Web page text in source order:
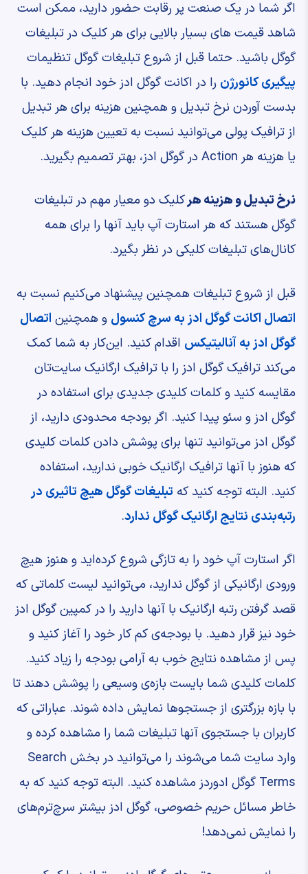
اگر شما در یک صنعت پر رقابت حضور دارید، ممکن است
شاهد قیمت ‌های بسیار بالایی برای هر کلیک در تبلیغات
گوگل باشید. حتما قبل از شروع تبلیغات گوگل تنظیمات
پیگیری کانورژنرا در اکانت گوگل ادز خود انجام دهید. با
بدست آوردن نرخ تبدیل و همچنین هزینه برای هر تبدیل
از ترافیک پولی می‌توانید نسبت به تعیین هزینه هر کلیک
یا هزینه هر Action در گوگل ادز، بهتر تصمیم بگیرید.
نرخ تبدیل و هزینه هرکلیک دو معیار مهم در تبلیغات
گوگل هستند که هر استارت آپ باید آنها را برای همه
کانال‌های تبلیغات کلیکی در نظر بگیرد.
قبل از شروع تبلیغات همچنین پیشنهاد می‌کنیم نسبت به
اتصال اکانت گوگل ادز به سرچ کنسولو همچنین اتصال
گوگل ادز به آنالیتیکساقدام کنید. این‌کار به شما کمک
می‌کند ترافیک گوگل ادز را با ترافیک ارگانیک سایت‌تان
مقایسه کنید و کلمات کلیدی جدیدی برای استفاده در
گوگل ادز و سئو پیدا کنید. اگر بودجه محدودی دارید، از
گوگل ادز می‌توانید تنها برای پوشش دادن کلمات کلیدی
که هنوز با آنها ترافیک ارگانیک خوبی ندارید، استفاده
کنید. البته توجه کنید که تبلیغات گوگل هیچ تاثیری در
رتبه‌بندی نتایج ارگانیک گوگل ندارد.
اگر استارت آپ خود را به تازگی شروع کرده‌اید و هنوز هیچ
ورودی ارگانیکی از گوگل ندارید، می‌توانید لیست کلماتی که
قصد گرفتن رتبه ارگانیک با آنها دارید را در کمپین گوگل ادز
خود نیز قرار دهید. با بودجه‌ی کم کار خود را آغاز کنید و
پس از مشاهده نتایج خوب به آرامی بودجه را زیاد کنید.
کلمات کلیدی شما بایست بازه‌ی وسیعی را پوشش دهند تا
با بازه بزرگتری از جستجوها نمایش داده شوند. عباراتی که
کاربران با جستجوی آنها تبلیغات شما را مشاهده کرده و
وارد سایت شما می‌شوند را می‌توانید در بخش Search
Terms گوگل ادوردز مشاهده کنید. البته توجه کنید که به
خاطر مسائل حریم خصوصی، گوگل ادز بیشتر سرچ‌ترم‌های
را نمایش نمی‌دهد!